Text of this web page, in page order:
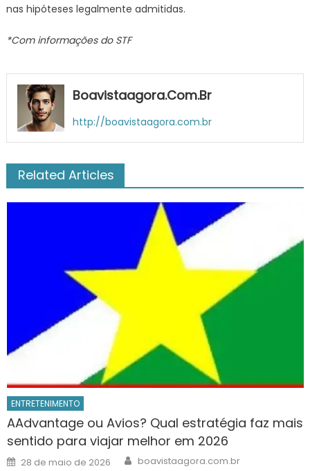
nas hipóteses legalmente admitidas.
*Com informações do STF
Boavistaagora.com.br
http://boavistaagora.com.br
Related Articles
ENTRETENIMENTO
AAdvantage ou Avios? Qual estratégia faz mais
sentido para viajar melhor em 2026
Posted
on
28 de maio de 2026 Author
boavistaagora.com.br